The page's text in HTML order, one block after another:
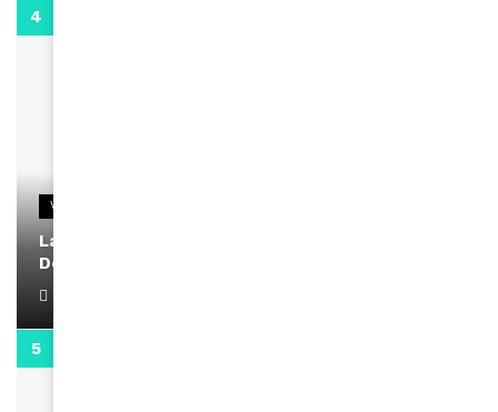
VIDEOS
La rubrique santé speciale coronavirus du
Docteur Makanda